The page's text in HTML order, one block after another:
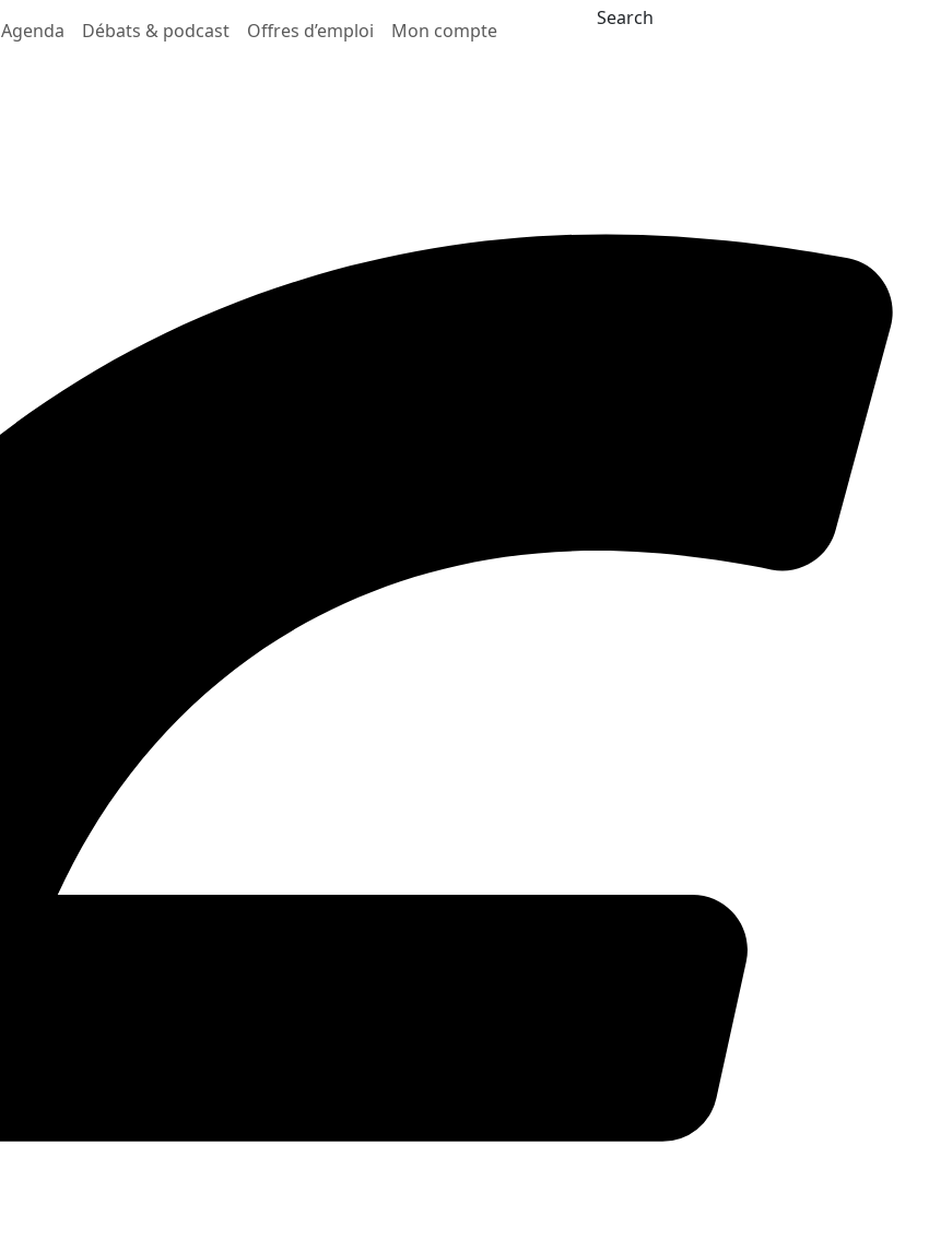
Agenda Débats & podcast Offres d’emploi Mon compte
Search